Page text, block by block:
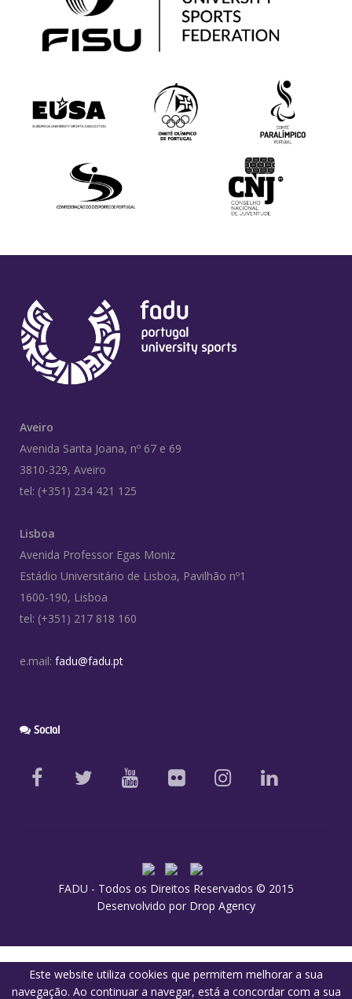
Aveiro
Avenida Santa Joana, nº 67 e 69
3810-329, Aveiro
tel: (+351) 234 421 125
Lisboa
Avenida Professor Egas Moniz
Estádio Universitário de Lisboa, Pavilhão nº1
1600-190, Lisboa
tel: (+351) 217 818 160
e.mail: fadu@fadu.pt
Social
FADU - Todos os Direitos Reservados © 2015
Desenvolvido por Drop Agency
Este website utiliza cookies que permitem melhorar a sua
navegação. Ao continuar a navegar, está a concordar com a sua